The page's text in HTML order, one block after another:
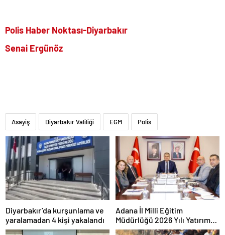
Polis Haber Noktası-Diyarbakır
Senai Ergünöz
Asayiş Diyarbakır Valiliği EGM Polis
Diyarbakır’da kurşunlama ve
yaralamadan 4 kişi yakalandı
Adana İl Milli Eğitim
Müdürlüğü 2026 Yılı Yatırım
Programı değerlendirildi